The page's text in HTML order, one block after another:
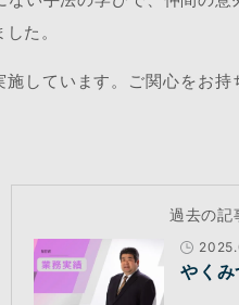
た。
しています。ご関心をお持
過去の記
やく